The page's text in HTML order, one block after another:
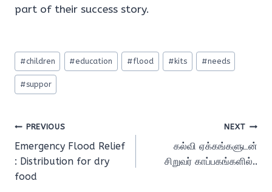
part of their success story.
Post
Tags:
#children #education #flood # kits #needs
#suppor
Post
navigation
PREVIOUS
Emergency Flood Relief
: Distribution for dry
food
NEXT
கல்வி ஏக்கங்களுடன்
சிறுவர் காப்பகங்களில்..